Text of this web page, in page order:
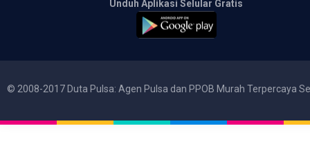
Unduh Aplikasi Selular Gratis
© 2008-2017 Duta Pulsa: Agen Pulsa dan PPOB Murah Terpercaya